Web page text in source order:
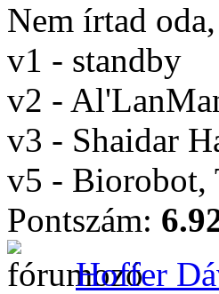
Nem írtad
v1 - standby
v2 -
v3 - Shaidar
v5 - Biorobot,
Pontszám:
Hoffer